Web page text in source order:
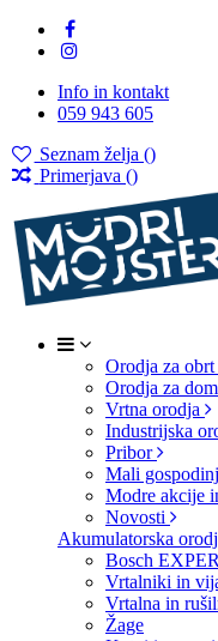
Info in kontakt
059 943 605
Seznam želja ()
Primerjava ()
Orodja za
Orodja za
Vrtna orodja
Industrijska
Pribor
Mali
Modre akcije
Novosti
Akumulatorska
Bosch
Vrtalniki in
Vrtalna in
Žage